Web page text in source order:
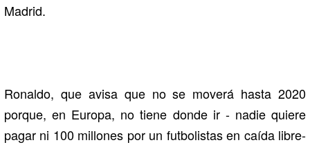
Madrid.
Ronaldo, que avisa que no se moverá hasta 2020
porque, en Europa, no tiene donde ir - nadie quiere
pagar ni 100 millones por un futbolistas en caída libre-